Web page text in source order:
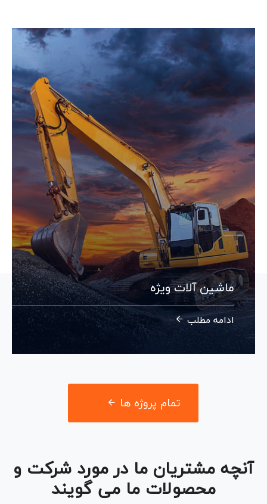
مدیریت ساخت و ساز
ادامه مطلب
تمام پروژه ها
آنچه مشتریان ما در مورد شرکت و
محصولات ما می گویند